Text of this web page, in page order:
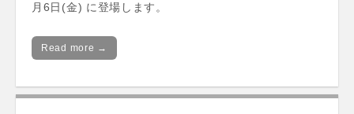
月6日(金) に登場します。
Read more →